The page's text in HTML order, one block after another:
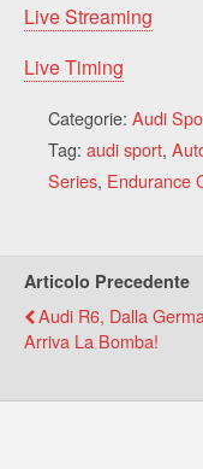
Live Streaming
Live Timing
Categorie: Audi
Tag: audi sport,
Series, Endurance
Articolo Precedente
Audi R6, Dalla
Arriva La Bomba!